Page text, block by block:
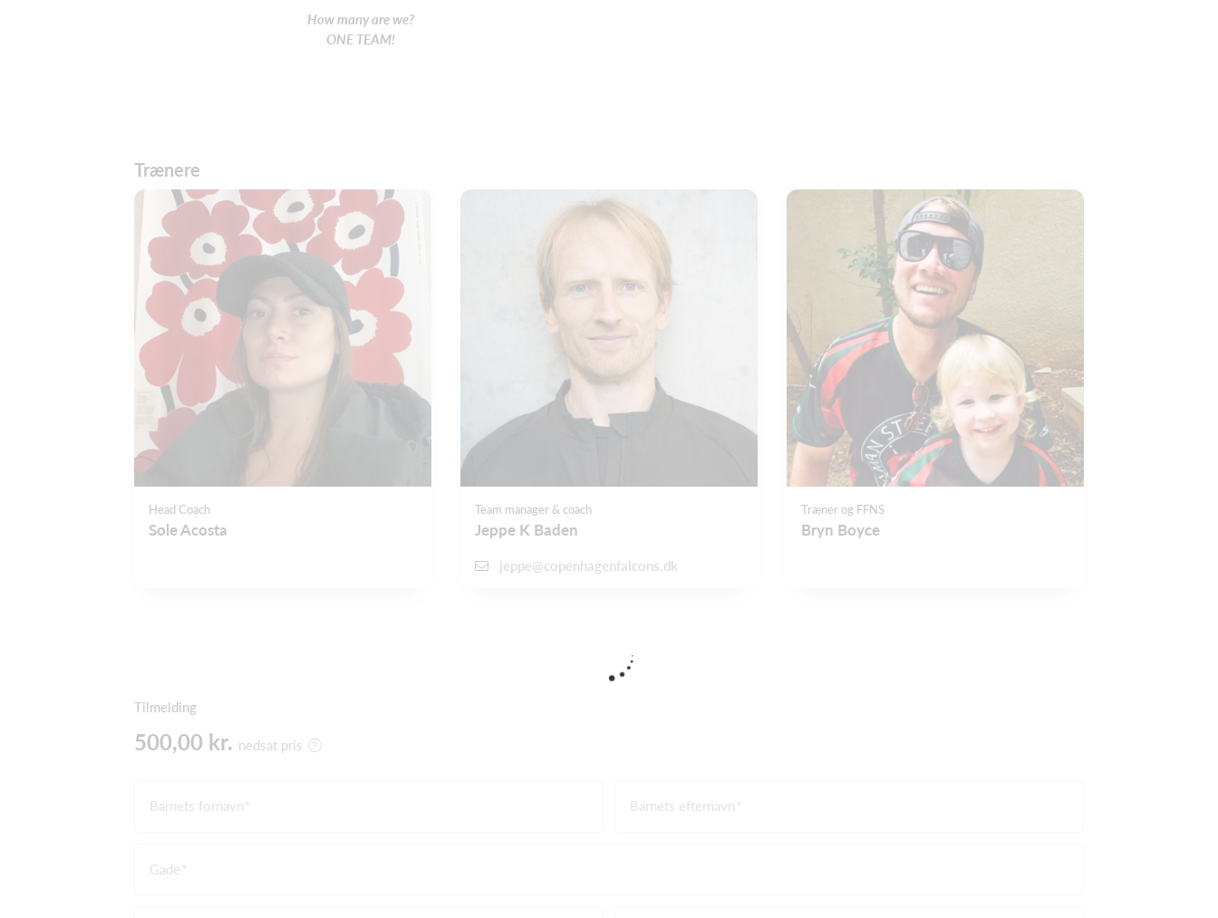
How many are we?
ONE TEAM!
Trænere
Head Coach
Sole Acosta
Team manager & coach
Jeppe K Baden
jeppe@copenhagenfalcons.dk
Træner og FFNS
Bryn Boyce
Tilmelding
500,00 kr. nedsat pris
Barnets fornavn Barnets efternavn
Gade